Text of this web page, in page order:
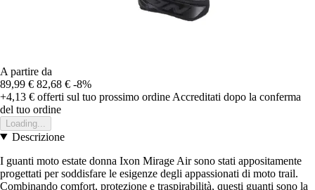
A partire da
89,99 € 82,68 € -8%
+4,13 € offerti sul tuo prossimo ordine Accreditati dopo la conferma
del tuo ordine
Loading...
Descrizione
I guanti moto estate donna Ixon Mirage Air sono stati appositamente
progettati per soddisfare le esigenze degli appassionati di moto trail.
Combinando comfort, protezione e traspirabilità, questi guanti sono la